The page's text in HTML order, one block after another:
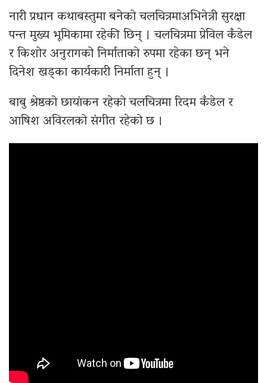
नारी प्रधान कथाबस्तुमा बनेको चलचित्रमाअभिनेत्री सुरक्षा
पन्त मुख्य भूमिकामा रहेकी छिन् । चलचित्रमा प्रेविल कँडेल
र किशोर अनुरागको निर्माताको रुपमा रहेका छन् भने
दिनेश खड्का कार्यकारी निर्माता हुन् ।
बाबु श्रेष्ठको छायांकन रहेको चलचित्रमा रिदम कँडेल र
आषिश अविरलको संगीत रहेको छ ।